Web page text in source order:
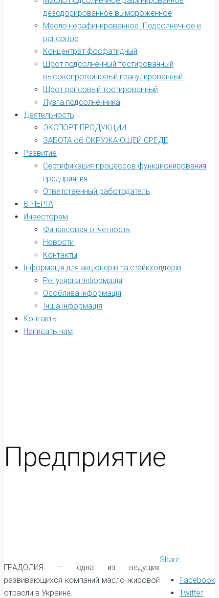
дезодорированное вымороженное
Масло нерафинированное. Подсолнечное и
рапсовое
Концентрат фосфатидный
Шрот подсолнечный тостированный
высокопротеиновый гранулированный
Шрот рапсовый тостированный
Лузга подсолнечника
Деятельность
ЭКСПОРТ ПРОДУКЦИИ
ЗАБОТА об ОКРУЖАЮЩЕЙ СРЕДЕ
Развитие
Сертификация процессов функционирования
предприятия
Ответственный работодатель
Є-ЧЕРГА
Инвесторам
Финансовая отчетность
Новости
Контакты
Інформація для акціонерів та стейкхолдерів
Регулярна інформація
Oсоблива інформація
Інша інформація
Контакты
Написать нам
Предприятие
Share
Facebook
Twitter
ГРАДОЛИЯ — одна из ведущих
развивающихся компаний масло-жировой
отрасли в Украине.